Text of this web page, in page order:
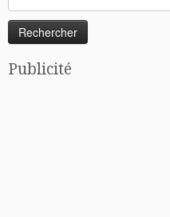
Publicité